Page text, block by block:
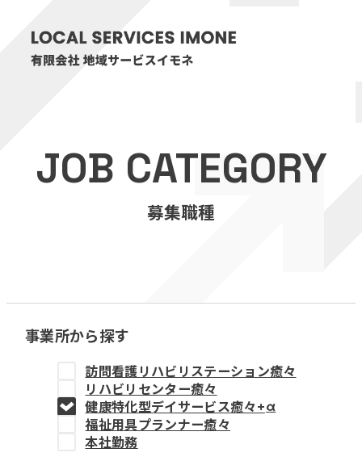
医療・介護事業
訪問看護リハビリステーション癒々
福祉用具プランナー癒々
教育事業
姫路中央こども園
姫路中央保育園
JOB CATEGORY
募集職種
事業所から探す
訪問看護リハビリステーション癒々
リハビリセンター癒々
健康特化型デイサービス癒々+α
福祉用具プランナー癒々
本社勤務